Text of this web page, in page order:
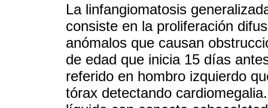
La linfangiomatosis
consiste en la proliferación
anómalos que causan
de edad que inicia 15 días
referido en hombro izquierdo
tórax detectando